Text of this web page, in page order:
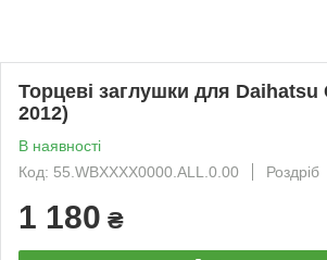
Торцеві заглушки для Daihatsu
2012)
В наявності
Код: 55.WBXXXX0000.ALL.0.00
Роздріб
1 180 ₴